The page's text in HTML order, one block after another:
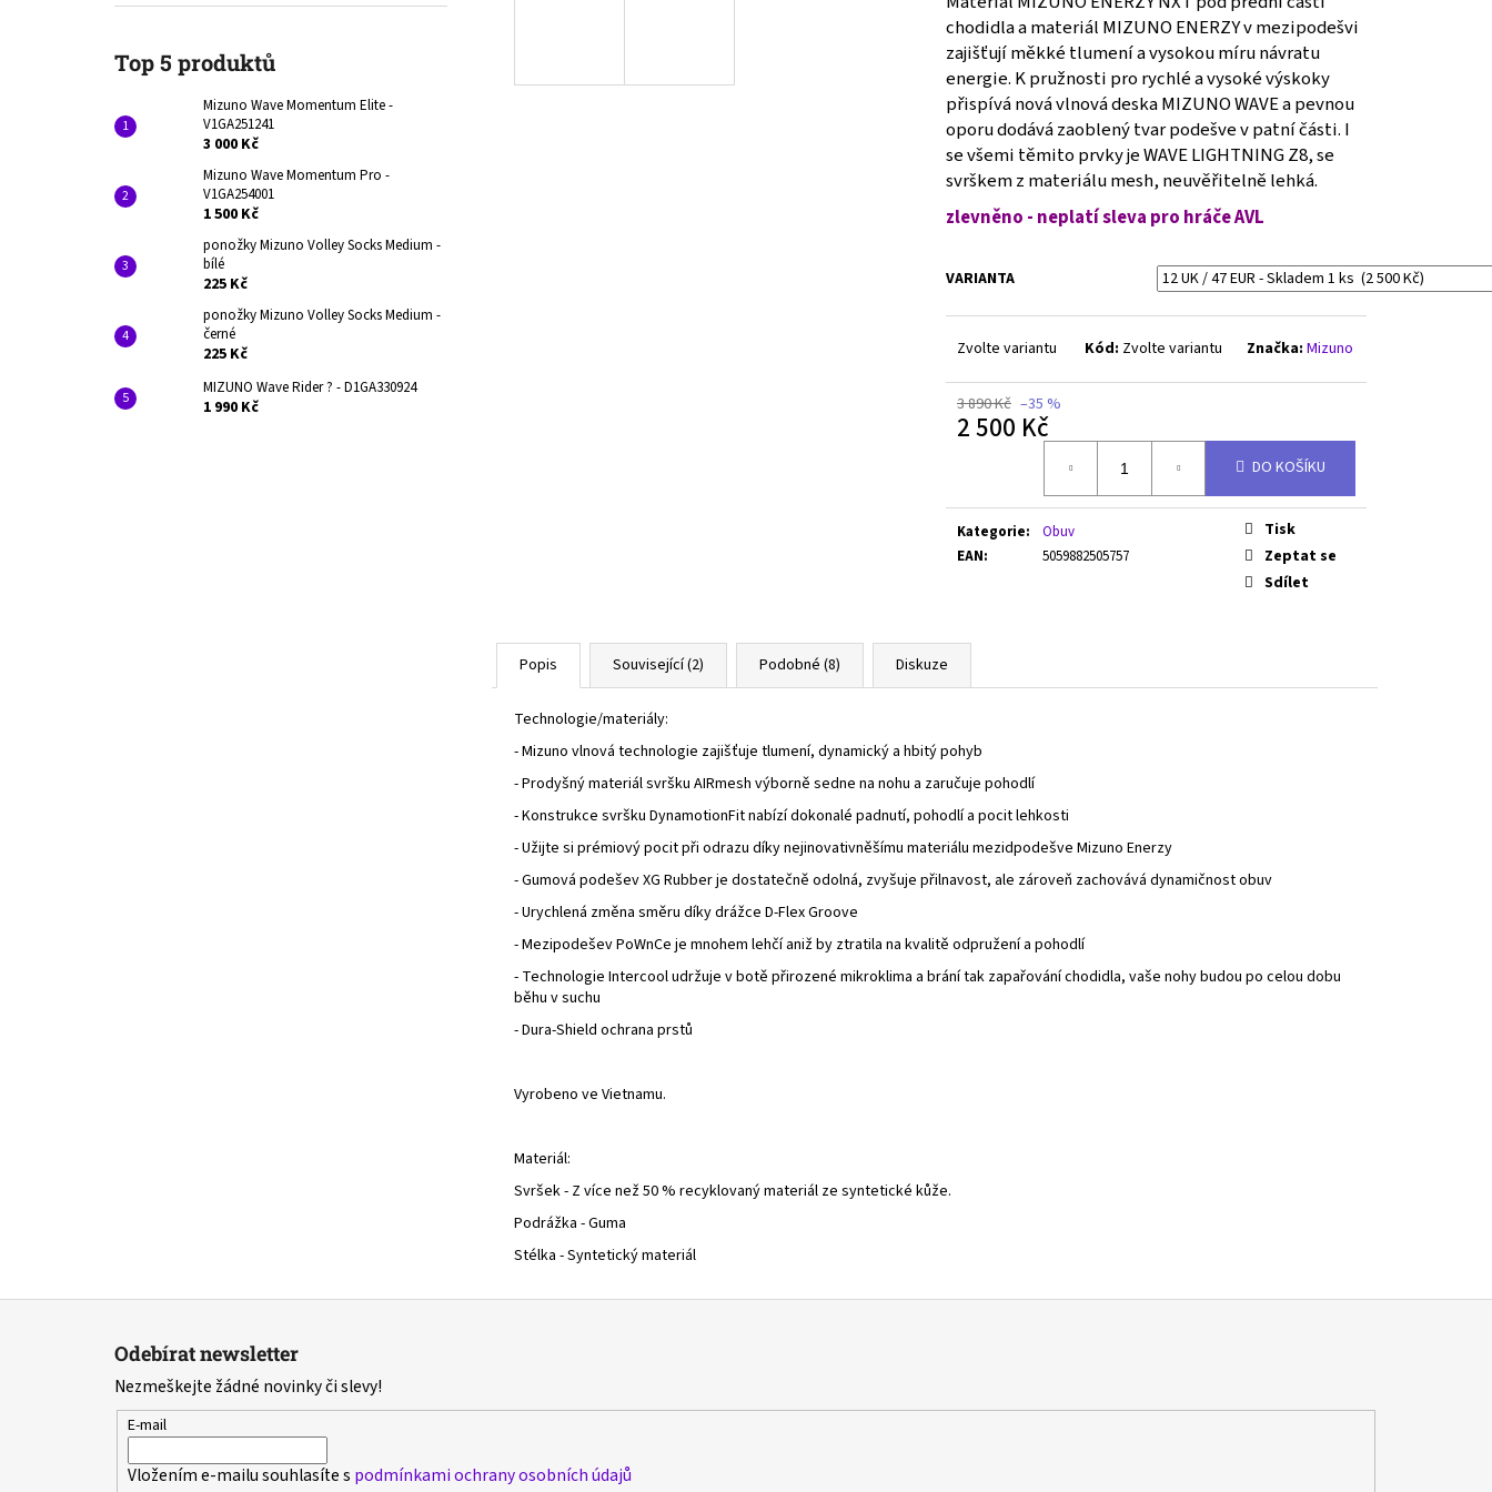
Top 5 produktů
Mizuno Wave Momentum Elite -
V1GA251241
3 000 Kč
Mizuno Wave Momentum Pro -
V1GA254001
1 500 Kč
ponožky Mizuno Volley Socks Medium -
bílé
225 Kč
ponožky Mizuno Volley Socks Medium -
černé
225 Kč
MIZUNO Wave Rider ? - D1GA330924
1 990 Kč
chodidla a materiál MIZUNO ENERZY v mezipodešvi
zajišťují měkké tlumení a vysokou míru návratu
energie. K pružnosti pro rychlé a vysoké výskoky
přispívá nová vlnová deska MIZUNO WAVE a pevnou
oporu dodává zaoblený tvar podešve v patní části. I
se všemi těmito prvky je WAVE LIGHTNING Z8, se
svrškem z materiálu mesh, neuvěřitelně lehká.
zlevněno - neplatí sleva pro hráče AVL
VARIANTA
Zvolte variantu Kód: Zvolte variantu Značka: Mizuno
3 890 Kč –35 %
2 500 Kč
DO KOŠÍKU
Kategorie:
Obuv
EAN: 5059882505757
Tisk
Zeptat se
Sdílet
Popis Související (2) Podobné (8) Diskuze
Technologie/materiály:
- Mizuno vlnová technologie zajišťuje tlumení, dynamický a hbitý pohyb
- Prodyšný materiál svršku AIRmesh výborně sedne na nohu a zaručuje pohodlí
- Konstrukce svršku DynamotionFit nabízí dokonalé padnutí, pohodlí a pocit lehkosti
- Užijte si prémiový pocit při odrazu díky nejinovativněšímu materiálu mezidpodešve Mizuno Enerzy
- Gumová podešev XG Rubber je dostatečně odolná, zvyšuje přilnavost, ale zároveň zachovává dynamičnost obuv
- Urychlená změna směru díky drážce D-Flex Groove
- Mezipodešev PoWnCe je mnohem lehčí aniž by ztratila na kvalitě odpružení a pohodlí
- Technologie Intercool udržuje v botě přirozené mikroklima a brání tak zapařování chodidla, vaše nohy budou po celou dobu
běhu v suchu
- Dura-Shield ochrana prstů
Vyrobeno ve Vietnamu.
Materiál:
Svršek - Z více než 50 % recyklovaný materiál ze syntetické kůže.
Podrážka - Guma
Stélka - Syntetický materiál
Původně: 4 290 Kč
Odebírat newsletter
Nezmeškejte žádné novinky či slevy!
E-mail
Vložením e-mailu souhlasíte s podmínkami ochrany osobních údajů